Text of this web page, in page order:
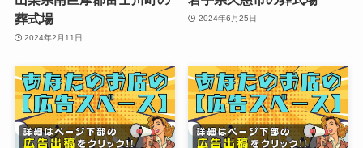
葬式場
2024年2月11日
2024年6月25日